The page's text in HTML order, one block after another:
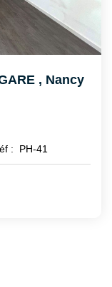
, Nancy
: PH-41